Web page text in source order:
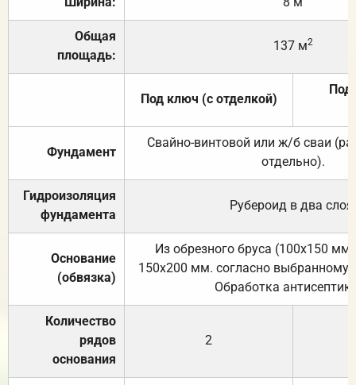
Общая
площадь:
137 м2
Под ключ (с отделкой)
Под
Фундамент
Свайно-винтовой или ж/б сваи
отдельно).
Гидроизоляция
фундамента
Рубероид в два слоя.
Основание
(обвязка)
Из обрезного бруса (100х150
150х200 мм. согласно выбранному
Обработка
Количество
рядов
основания
2